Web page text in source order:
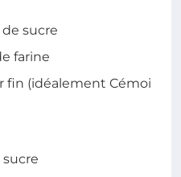
sucre
farine
fin (idéalement Cémoi
sucre